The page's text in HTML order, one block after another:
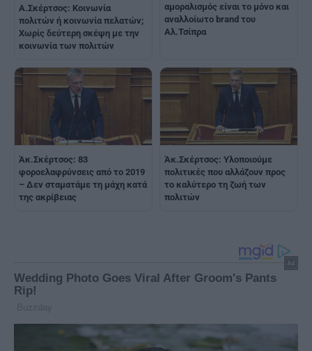
Α.Σκέρτσος: Κοινωνία
πολιτών ή κοινωνία πελατών;
Χωρίς δεύτερη σκέψη με την
κοινωνία των πολιτών
αμοραλισμός είναι το μόνο και
αναλλοίωτο brand του
Αλ.Τσίπρα
Άκ.Σκέρτσος: 83
φοροελαφρύνσεις από το 2019
– Δεν σταματάμε τη μάχη κατά
της ακρίβειας
Άκ.Σκέρτσος: Υλοποιούμε
πολιτικές που αλλάζουν προς
το καλύτερο τη ζωή των
πολιτών